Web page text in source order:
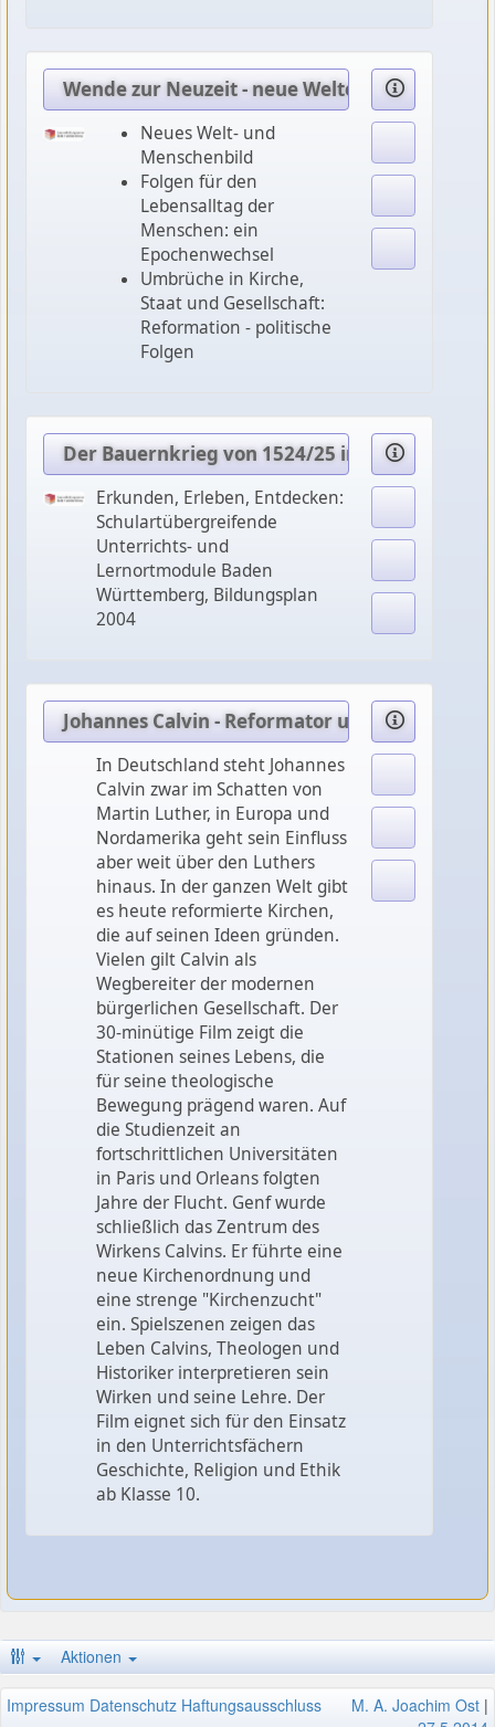
Wende zur Neuzeit - neue Welten, neue
Neues Welt- und
Menschenbild
Folgen für den
Lebensalltag der
Menschen: ein
Epochenwechsel
Umbrüche in Kirche,
Staat und Gesellschaft:
Reformation - politische
Folgen
Der Bauernkrieg von 1524/25 im Südwesten
Erkunden, Erleben, Entdecken:
Schulartübergreifende
Unterrichts- und
Lernortmodule Baden
Württemberg, Bildungsplan
2004
Johannes Calvin - Reformator und Reizfigur -
In Deutschland steht Johannes
Calvin zwar im Schatten von
Martin Luther, in Europa und
Nordamerika geht sein Einfluss
aber weit über den Luthers
hinaus. In der ganzen Welt gibt
es heute reformierte Kirchen,
die auf seinen Ideen gründen.
Vielen gilt Calvin als
Wegbereiter der modernen
bürgerlichen Gesellschaft. Der
30-minütige Film zeigt die
Stationen seines Lebens, die
für seine theologische
Bewegung prägend waren. Auf
die Studienzeit an
fortschrittlichen Universitäten
in Paris und Orleans folgten
Jahre der Flucht. Genf wurde
schließlich das Zentrum des
Wirkens Calvins. Er führte eine
neue Kirchenordnung und
eine strenge "Kirchenzucht"
ein. Spielszenen zeigen das
Leben Calvins, Theologen und
Historiker interpretieren sein
Wirken und seine Lehre. Der
Film eignet sich für den Einsatz
in den Unterrichtsfächern
Geschichte, Religion und Ethik
ab Klasse 10.
Aktionen
Impressum Datenschutz Haftungsausschluss M. A. Joachim Ost |